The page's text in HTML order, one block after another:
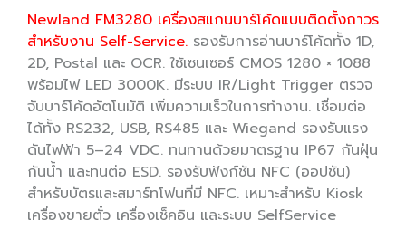
Newland FM3280 เครื่องสแกนบาร์โค้ดแบบติดตั้งถาวร
สำหรับงาน Self-Service. รองรับการอ่านบาร์โค้ดทั้ง 1D,
2D, Postal และ OCR. ใช้เซนเซอร์ CMOS 1280 × 1088
พร้อมไฟ LED 3000K. มีระบบ IR/Light Trigger ตรวจ
จับบาร์โค้ดอัตโนมัติ เพิ่มความเร็วในการทำงาน. เชื่อมต่อ
ได้ทั้ง RS232, USB, RS485 และ Wiegand รองรับแรง
ดันไฟฟ้า 5–24 VDC. ทนทานด้วยมาตรฐาน IP67 กันฝุ่น
กันน้ำ และทนต่อ ESD. รองรับฟังก์ชัน NFC (ออปชัน)
สำหรับบัตรและสมาร์ทโฟนที่มี NFC. เหมาะสำหรับ Kiosk
เครื่องขายตั๋ว เครื่องเช็คอิน และระบบ SelfService